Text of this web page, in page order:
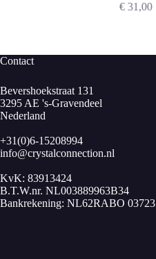
€ 31,00
Contact
Bevershoekstraat 131
3295 AE 's-Gravendeel
Nederland
+31(0)6-15208994
info@crystalconnection.nl
KvK: 83913424
B.T.W.nr. NL003889963B34
Bankrekening: NL62RABO